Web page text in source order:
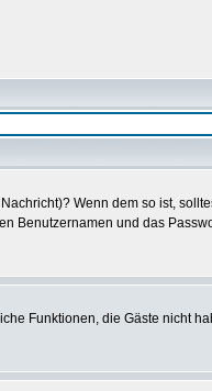
Wenn dem so ist,
Benutzernamen und das
Funktionen, die Gäste nicht